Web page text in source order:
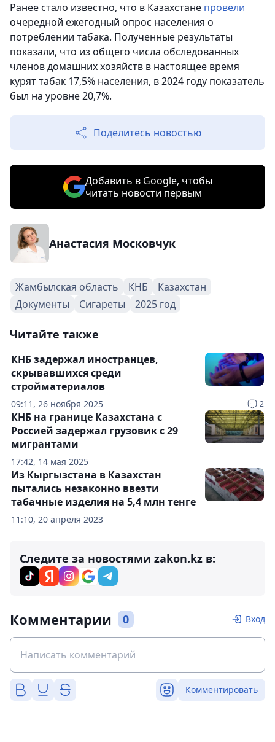
Ранее стало известно, что в Казахстане провели
очередной ежегодный опрос населения о
потреблении табака. Полученные результаты
показали, что из общего числа обследованных
членов домашних хозяйств в настоящее время
курят табак 17,5% населения, в 2024 году показатель
был на уровне 20,7%.
Поделитесь новостью
Добавить в Google, чтобы
читать новости первым
Анастасия Московчук
Жамбылская область КНБ
Казахстан
Документы
Сигареты 2025 год
Читайте также
09:11, 26 ноября 2025 2
КНБ задержал иностранцев,
скрывавшихся среди
стройматериалов
17:42, 14 мая 2025
КНБ на границе Казахстана с
Россией задержал грузовик с 29
мигрантами
11:10, 20 апреля 2023
Из Кыргызстана в Казахстан
пытались незаконно ввезти
табачные изделия на 5,4 млн тенге
Следите за новостями zakon.kz в:
Комментарии 0 Вход
Комментировать